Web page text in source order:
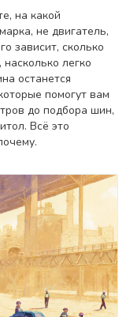
на какой
не двигатель,
зависит, сколько
легко
останется
помогут вам
до подбора шин,
Всё это